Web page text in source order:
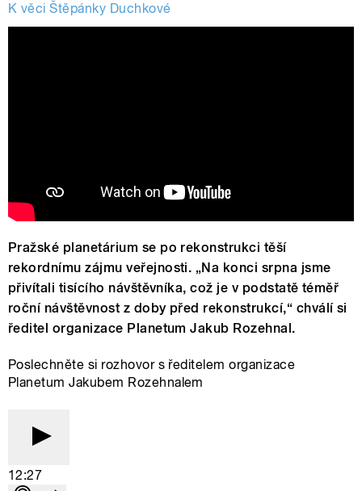
K věci Štěpánky Duchkové
Pražské planetárium se po rekonstrukci těší
rekordnímu zájmu veřejnosti. „Na konci srpna jsme
přivítali tisícího návštěvníka, což je v podstatě téměř
roční návštěvnost z doby před rekonstrukcí,“ chválí si
ředitel organizace Planetum Jakub Rozehnal.
Poslechněte si rozhovor s ředitelem organizace
Planetum Jakubem Rozehnalem
12:27